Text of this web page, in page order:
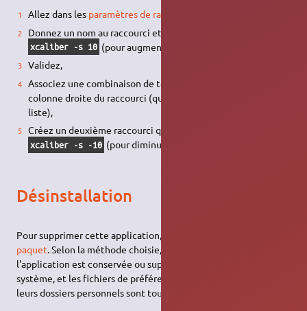
Allez dans les paramètres de raccourci clavier
Donnez un nom au raccourci et entrez dans
xcaliber -s 10 (pour augmenter la luminosité),
Validez,
Associez une combinaison de touches en cliquant dans la
colonne droite du raccourci (qui est apparu en bas de la
liste),
Créez un deuxième raccourci qui lancera la commande
xcaliber -s -10 (pour diminuer la luminosité).
Désinstallation
Pour supprimer cette application, il suffit de
paquet. Selon la méthode choisie, le configuration globale de
l'application est conservée ou supprimée. Les journaux du
système, et les fichiers de préférence des utilisateurs dans
leurs dossiers personnels sont toujours conservés.